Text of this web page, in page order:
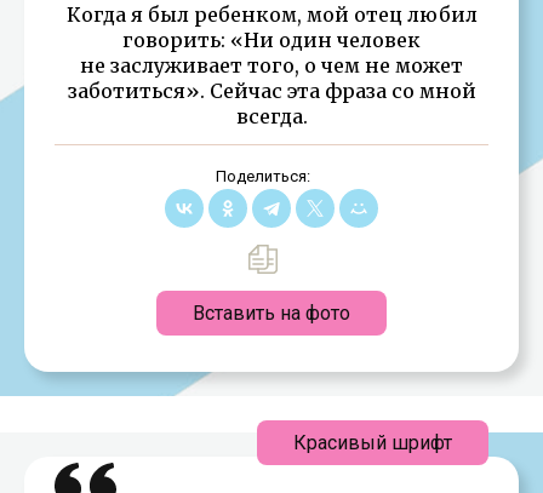
Когда я был ребенком, мой отец любил
говорить: «Ни один человек
не заслуживает того, о чем не может
заботиться». Сейчас эта фраза со мной
всегда.
Поделиться:
Вставить на фото
Красивый шрифт